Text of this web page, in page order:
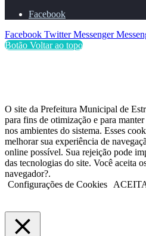
Facebook
Facebook Twitter Messenger
Botão Voltar ao topo
O site da Prefeitura Municipal de
para fins de otimização e para
nos ambientes do sistema. Esses
melhorar sua experiência de
online possível. Sua rejeição pode
das tecnologias do site. Você aceita
navegador?.
Configurações de Cookies